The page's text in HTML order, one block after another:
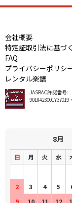
会社概要
特定証取引法に基づ
FAQ
プライバシーポリシ
レンタル楽譜
JASRAC許諾番号:
9018423001Y37019
8月
日 月 火 水
2
3 4 5
9
10 11 12